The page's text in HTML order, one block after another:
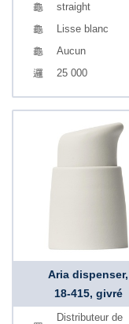
straight
Lisse blanc
Aucun
25 000
Aria dispenser,
18-415, givré
Distributeur de